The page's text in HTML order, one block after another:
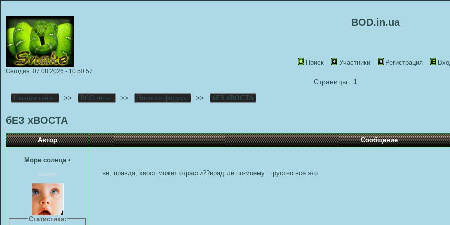
BOD.in.ua
Поиск Участники Регистрация
Сегодня: 07.08.2026 - 10:50:57
Страницы: 1
Главная сайта >> BOD.in.ua >> Новости форума >> бЕЗ хВОСТА
бЕЗ хВОСТА
Автор Сообщение
Море солнца •
мастер
Статистика:
не, правда, хвост может отрасти??вряд ли по-моему...грустно все это